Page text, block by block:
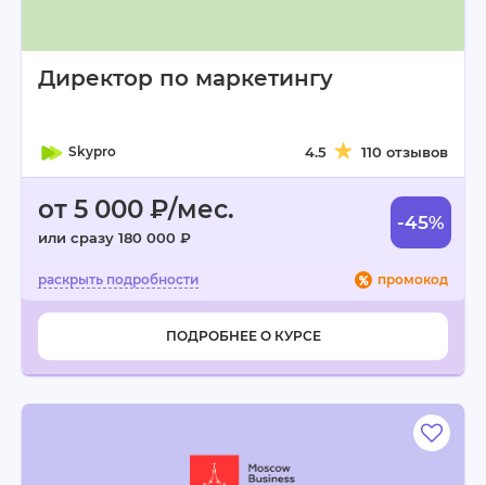
Директор по маркетингу
Skypro 4.5 110 отзывов
от 5 000 ₽/мес.
или сразу 180 000 ₽
-45%
промокод
ПОДРОБНЕЕ О КУРСЕ